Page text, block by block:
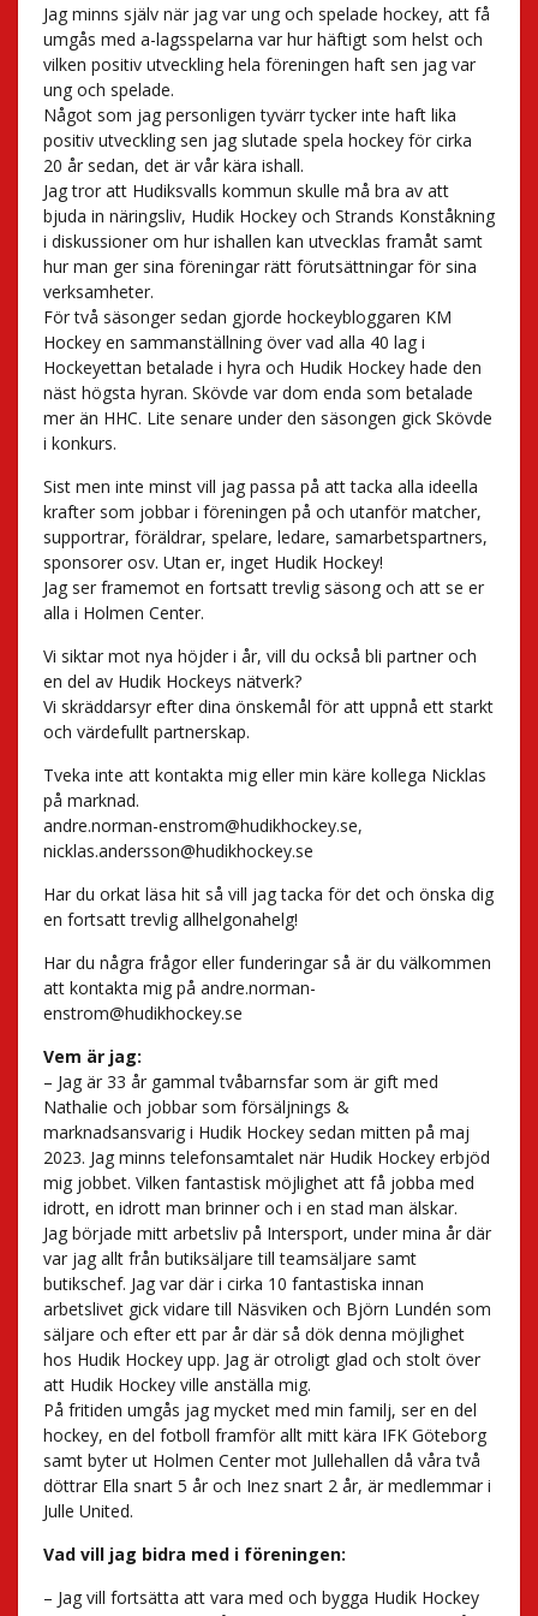
Jag minns själv när jag var ung och spelade hockey, att få
umgås med a-lagsspelarna var hur häftigt som helst och
vilken positiv utveckling hela föreningen haft sen jag var
ung och spelade.
Något som jag personligen tyvärr tycker inte haft lika
positiv utveckling sen jag slutade spela hockey för cirka
20 år sedan, det är vår kära ishall.
Jag tror att Hudiksvalls kommun skulle må bra av att
bjuda in näringsliv, Hudik Hockey och Strands Konståkning
i diskussioner om hur ishallen kan utvecklas framåt samt
hur man ger sina föreningar rätt förutsättningar för sina
verksamheter.
För två säsonger sedan gjorde hockeybloggaren KM
Hockey en sammanställning över vad alla 40 lag i
Hockeyettan betalade i hyra och Hudik Hockey hade den
näst högsta hyran. Skövde var dom enda som betalade
mer än HHC. Lite senare under den säsongen gick Skövde
i konkurs.
Sist men inte minst vill jag passa på att tacka alla ideella
krafter som jobbar i föreningen på och utanför matcher,
supportrar, föräldrar, spelare, ledare, samarbetspartners,
sponsorer osv. Utan er, inget Hudik Hockey!
Jag ser framemot en fortsatt trevlig säsong och att se er
alla i Holmen Center.
Vi siktar mot nya höjder i år, vill du också bli partner och
en del av Hudik Hockeys nätverk?
Vi skräddarsyr efter dina önskemål för att uppnå ett starkt
och värdefullt partnerskap.
Tveka inte att kontakta mig eller min käre kollega Nicklas
på marknad.
andre.norman-enstrom@hudikhockey.se,
nicklas.andersson@hudikhockey.se
Har du orkat läsa hit så vill jag tacka för det och önska dig
en fortsatt trevlig allhelgonahelg!
Har du några frågor eller funderingar så är du välkommen
att kontakta mig på andre.norman-
enstrom@hudikhockey.se
Vem är jag:
– Jag är 33 år gammal tvåbarnsfar som är gift med
Nathalie och jobbar som försäljnings &
marknadsansvarig i Hudik Hockey sedan mitten på maj
2023. Jag minns telefonsamtalet när Hudik Hockey erbjöd
mig jobbet. Vilken fantastisk möjlighet att få jobba med
idrott, en idrott man brinner och i en stad man älskar.
Jag började mitt arbetsliv på Intersport, under mina år där
var jag allt från butiksäljare till teamsäljare samt
butikschef. Jag var där i cirka 10 fantastiska innan
arbetslivet gick vidare till Näsviken och Björn Lundén som
säljare och efter ett par år där så dök denna möjlighet
hos Hudik Hockey upp. Jag är otroligt glad och stolt över
att Hudik Hockey ville anställa mig.
På fritiden umgås jag mycket med min familj, ser en del
hockey, en del fotboll framför allt mitt kära IFK Göteborg
samt byter ut Holmen Center mot Jullehallen då våra två
döttrar Ella snart 5 år och Inez snart 2 år, är medlemmar i
Julle United.
Vad vill jag bidra med i föreningen:
– Jag vill fortsätta att vara med och bygga Hudik Hockey